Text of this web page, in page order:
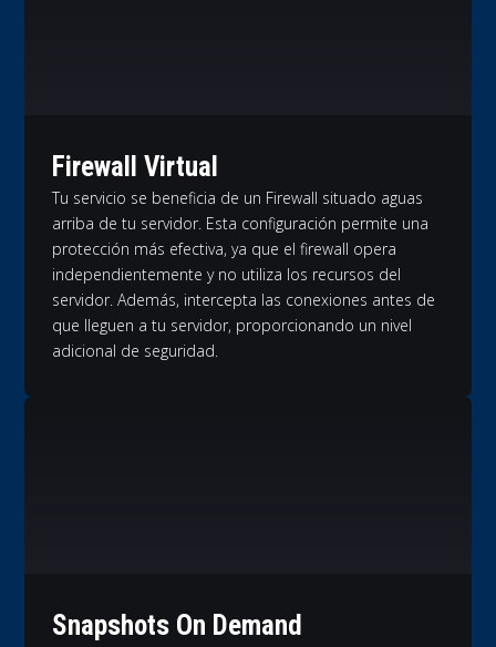
Firewall Virtual
Tu servicio se beneficia de un Firewall situado aguas
arriba de tu servidor. Esta configuración permite una
protección más efectiva, ya que el firewall opera
independientemente y no utiliza los recursos del
servidor. Además, intercepta las conexiones antes de
que lleguen a tu servidor, proporcionando un nivel
adicional de seguridad.
Snapshots On Demand